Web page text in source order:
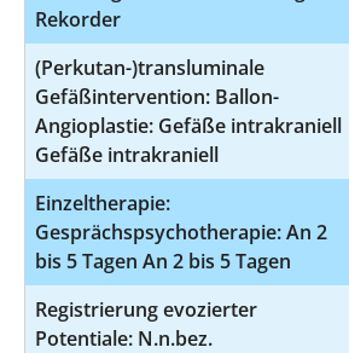
Rekorder
(Perkutan-)transluminale
Gefäßintervention: Ballon-
Angioplastie: Gefäße intrakraniell
Gefäße intrakraniell
Einzeltherapie:
Gesprächspsychotherapie: An 2
bis 5 Tagen An 2 bis 5 Tagen
Registrierung evozierter
Potentiale: N.n.bez.